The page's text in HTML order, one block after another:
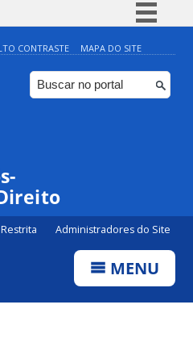
Simplifique!
Comunica BR
Participe
CONTRASTE MAPA DO SITE
Administradores do Site
MENU